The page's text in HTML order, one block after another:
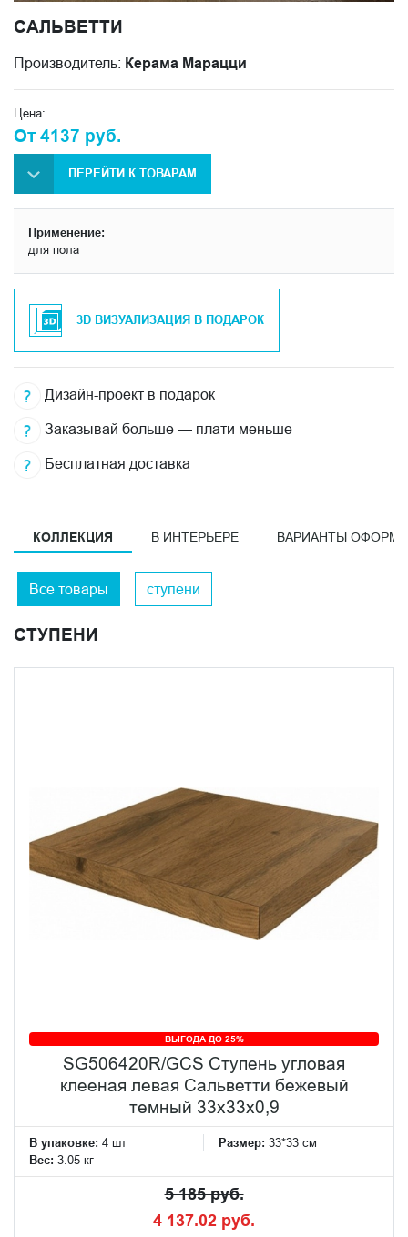
САЛЬВЕТТИ
Производитель: Керама Марацци
Цена:
От 4137 руб.
ПЕРЕЙТИ К ТОВАРАМ
Применение:
для пола
3D ВИЗУАЛИЗАЦИЯ В ПОДАРОК
Дизайн-проект в подарок
Заказывай больше — плати меньше
Бесплатная доставка
КОЛЛЕКЦИЯ В ИНТЕРЬЕРЕ ВАРИАНТЫ
Все товары ступени
СТУПЕНИ
ВЫГОДА ДО 25%
SG506420R/GCS Ступень угловая
клееная левая Сальветти бежевый
темный 33x33x0,9
В упаковке: 4 шт Размер: 33*33 см
Вес: 3.05 кг
5 185 руб.
4 137.02 руб.